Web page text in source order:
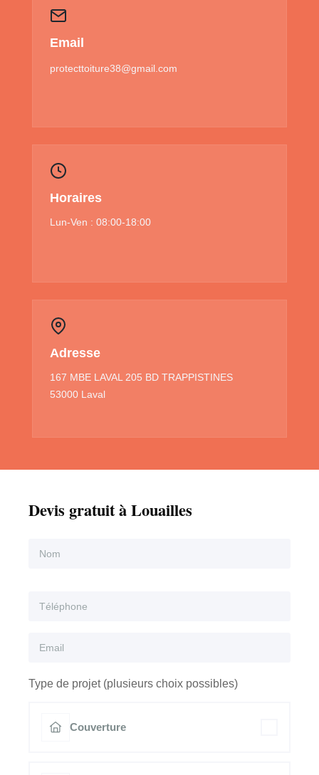
Email
protecttoiture38@gmail.com
Horaires
Lun-Ven : 08:00-18:00
Adresse
167 MBE LAVAL 205 BD TRAPPISTINES
53000 Laval
Devis gratuit à Louailles
Type de projet (plusieurs choix possibles)
Couverture